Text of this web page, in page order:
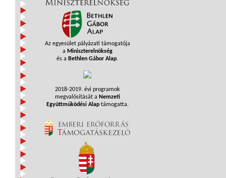
Az egyesület pályázati támogatója
a Miniszterelnökség
és a Bethlen Gábor Alap.
2018-2019. évi programok
megvalósítását a Nemzeti
Együttműködési Alaptámogatta.